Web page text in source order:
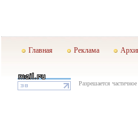
Главная Реклама
Разрешается